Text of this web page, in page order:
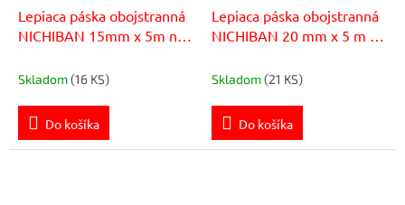
Lepiaca páska obojstranná
NICHIBAN 15mm x 5m na
premiestniteľná
Skladom(16 KS)
Do košíka
Lepiaca páska obojstranná
NICHIBAN 20 mm x 5 m na
Skladom(21 KS)
Do košíka